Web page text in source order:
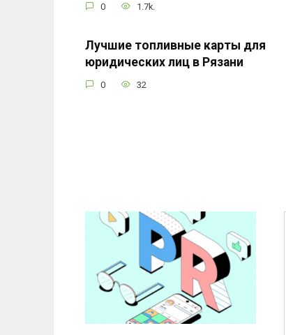
0 1.7k.
Лучшие топливные карты для
юридических лиц в Рязани
0 32